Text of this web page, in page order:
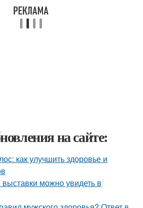
на сайте:
как улучшить здоровье и
можно увидеть в